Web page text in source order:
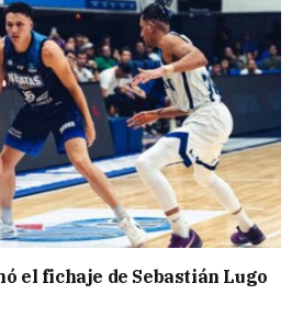
el fichaje de Sebastián Lugo